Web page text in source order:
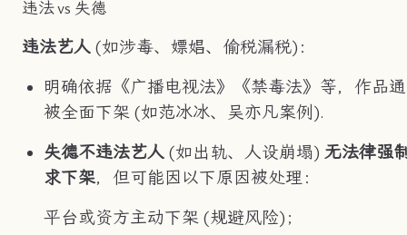
违法 vs 失德
违法艺人 (如涉毒、嫖娼、偷税漏税)：
明确依据《广播电视法》《禁毒法》等，作品
被全面下架 (如范冰冰、吴亦凡案例).
失德不违法艺人(如出轨、人设崩塌) 无法律强
求下架，但可能因以下原因被处理：
平台或资方主动下架 (规避风险)；